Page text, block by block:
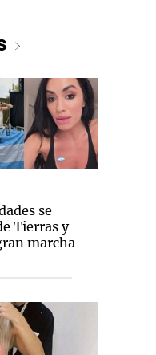
se
Tierras y
marcha